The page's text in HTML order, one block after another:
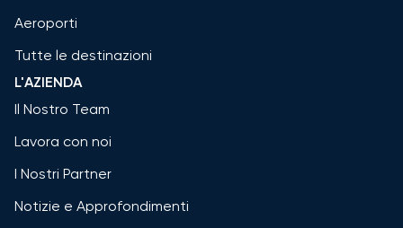
Aeroporti
Tutte le destinazioni
L'AZIENDA
Il Nostro Team
Lavora con noi
I Nostri Partner
Notizie e Approfondimenti